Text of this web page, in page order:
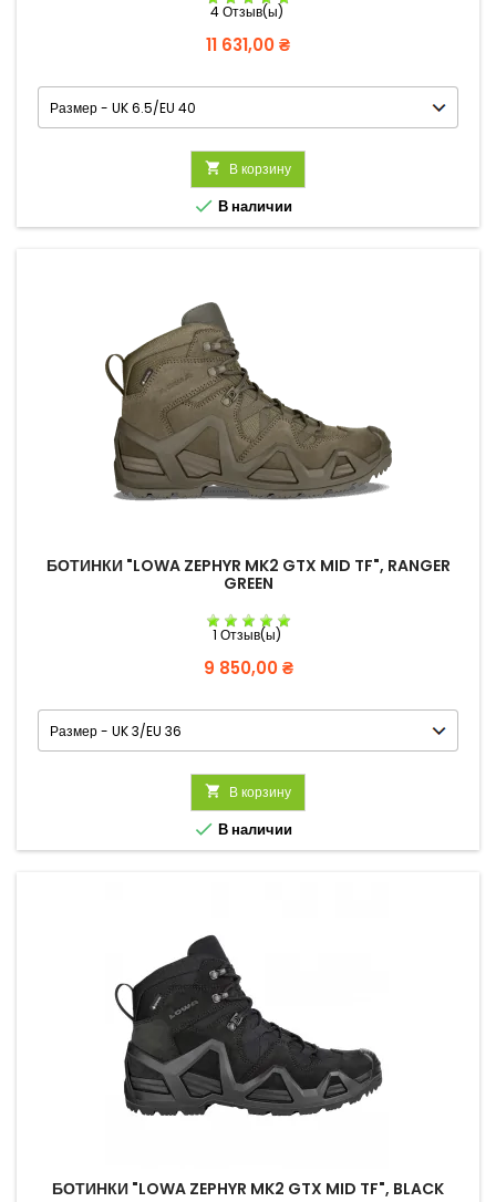
4 Отзыв(ы)
Цена
11 631,00 ₴
 В корзину
 В наличии
БОТИНКИ "LOWA ZEPHYR MK2 GTX MID TF", RANGER
GREEN
1 Отзыв(ы)
Цена
9 850,00 ₴
 В корзину
 В наличии
БОТИНКИ "LOWA ZEPHYR MK2 GTX MID TF", BLACK